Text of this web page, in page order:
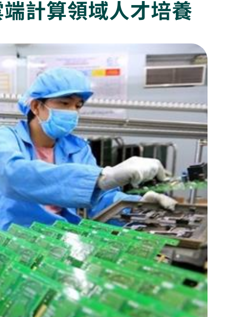
計算領域人才培養